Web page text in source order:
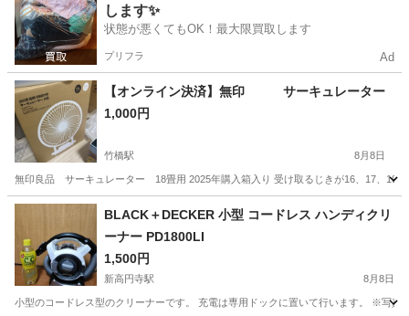
します✨
状態が悪くてもOK！最大限買取します
プリフラ Ad
【オンライン決済】無印 サーキュレーター
1,000円
竹橋駅 8月8日
無印良品 サーキュレーター 18畳用 2025年購入箱入り 受け取るじきが16、17、19
東京 千代田区 季節、空調家電
BLACK＋DECKER 小型 コードレス ハンディクリ
ーナー PD1800LI
1,500円
新高円寺駅 8月8日
小型のコードレス型のクリーナーです。 充電は専用ドックに置いて行います。 ※写